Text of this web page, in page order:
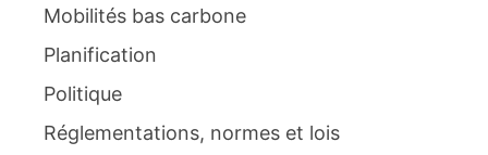
Mobilités bas carbone
Planification
Politique
Réglementations, normes et lois